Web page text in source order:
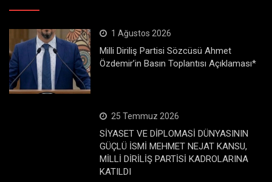
1 Ağustos 2026
Milli Diriliş Partisi Sözcüsü Ahmet
Özdemir’in Basın Toplantısı Açıklaması*
25 Temmuz 2026
SİYASET VE DİPLOMASİ DÜNYASININ
GÜÇLÜ İSMİ MEHMET NEJAT KANSU,
MİLLİ DİRİLİŞ PARTİSİ KADROLARINA
KATILDI